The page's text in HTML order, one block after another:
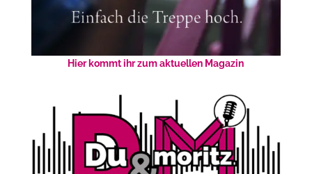
Hier kommt ihr zum aktuellen Magazin